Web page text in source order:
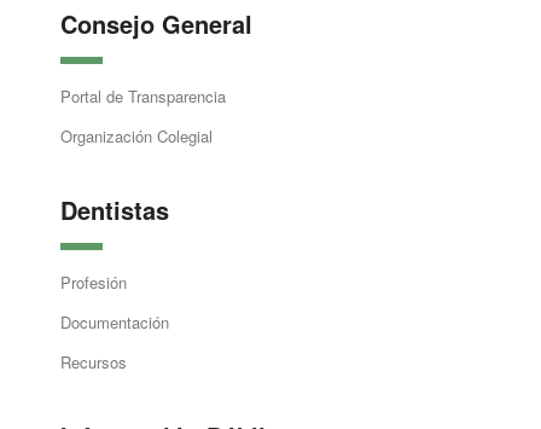
Consejo General
Portal de Transparencia
Organización Colegial
Dentistas
Profesión
Documentación
Recursos